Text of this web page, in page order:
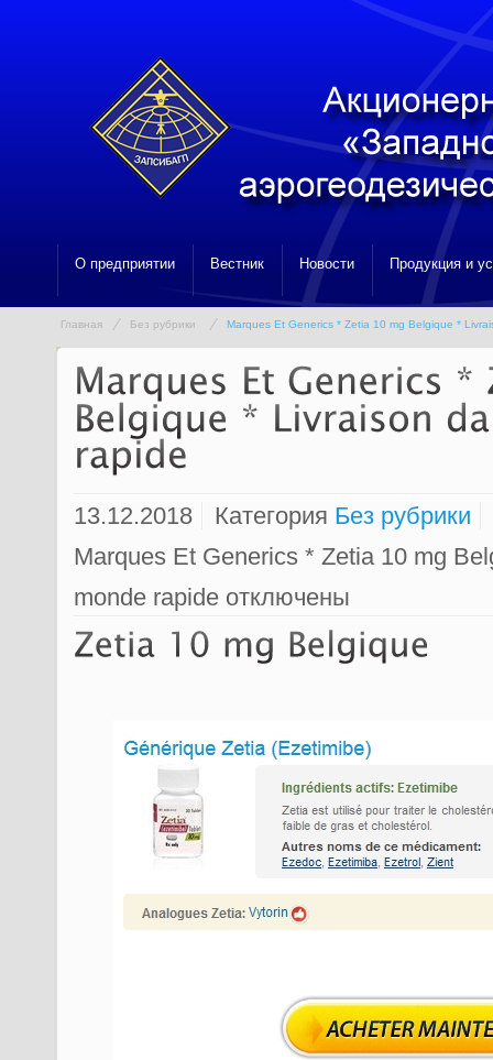
О предприятии Вестник Новости Продукция и
Главная Без рубрики Marques Et Generics * Zetia 10 mg Belgique *
13.12.2018 Категория Без рубрики
Marques Et Generics * Zetia 10 mg
monde rapide отключены